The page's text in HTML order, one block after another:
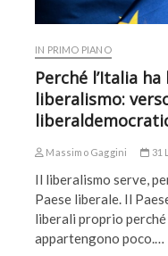
IN PRIMO PIANO
Perché l’Italia
liberalismo:
Massimo Gaggini 31
Il liberalismo serve,
Paese liberale. Il
liberali proprio
appartengono poco.…